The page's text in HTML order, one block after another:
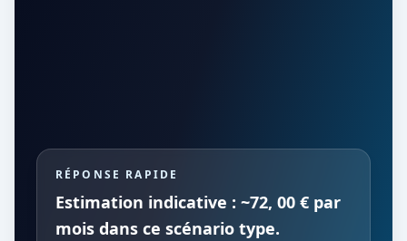
RÉPONSE RAPIDE
Estimation indicative : ~72, 00 € par
mois dans ce scénario type.